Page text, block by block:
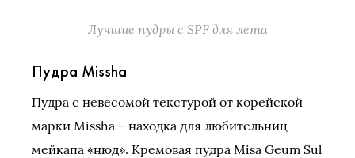
Лучшие пудры с SPF для лета
Пудра Missha
Пудра с невесомой текстурой от корейской
марки Missha – находка для любительниц
мейкапа «нюд». Кремовая пудра Misa Geum Sul